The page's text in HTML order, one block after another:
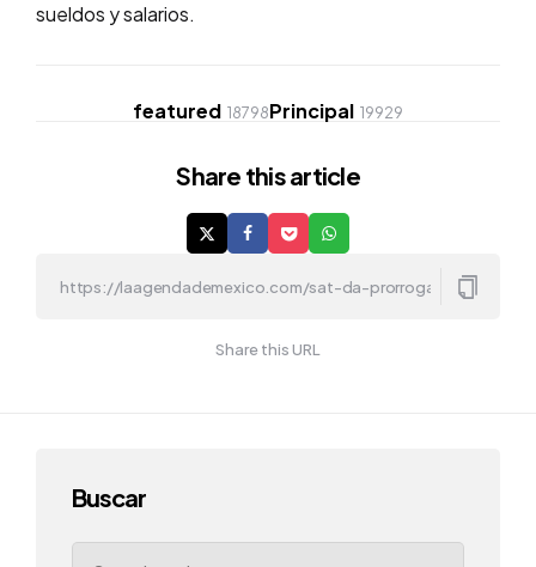
sueldos y salarios.
featured 18798Principal 19929
Share this article
Share this URL
Buscar
Search